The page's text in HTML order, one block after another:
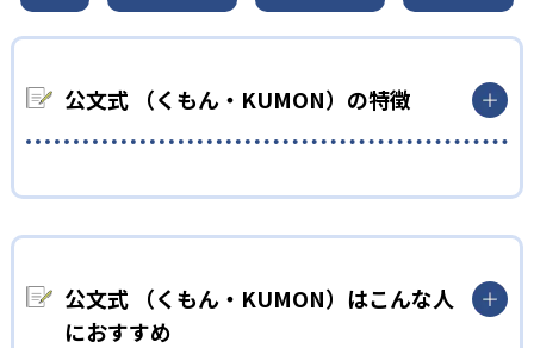
公文式 （くもん・KUMON）の特徴
KUMONでは、年齢や学年にとらわれずに、一人ひとりの学力に
確実に100点が取れるレベルから少しずつ難易度を上げていくこ
とで子どもたちは多くの成功体験を積み、学習する楽しさを経
公文式 （くもん・KUMON）はこんな人
におすすめ